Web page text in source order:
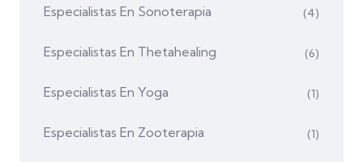
Especialistas En Sonoterapia (4)
Especialistas En Thetahealing (6)
Especialistas En Yoga (1)
Especialistas En Zooterapia (1)